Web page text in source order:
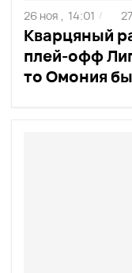
Кварцяный
плей-офф
то Омония
26 ноя , 14:01 /